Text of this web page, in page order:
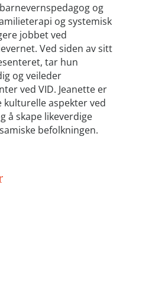
og
og systemisk
jobbet ved
Ved siden av sitt
tar hun
og veileder
ved VID. Jeanette er
aspekter ved
å skape likeverdige
befolkningen.